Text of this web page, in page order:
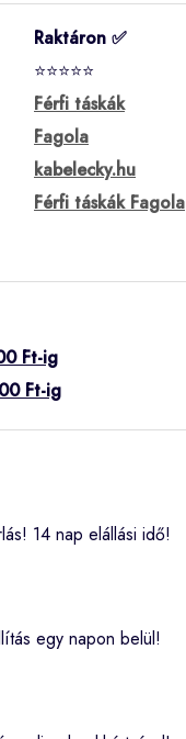
Raktáron ✅
⭐⭐⭐⭐⭐
Férfi táskák
Fagola
kabelecky.hu
Férfi táskák Fagola
Ft-ig
Ft-ig
14 nap elállási idő!
egy napon belül!